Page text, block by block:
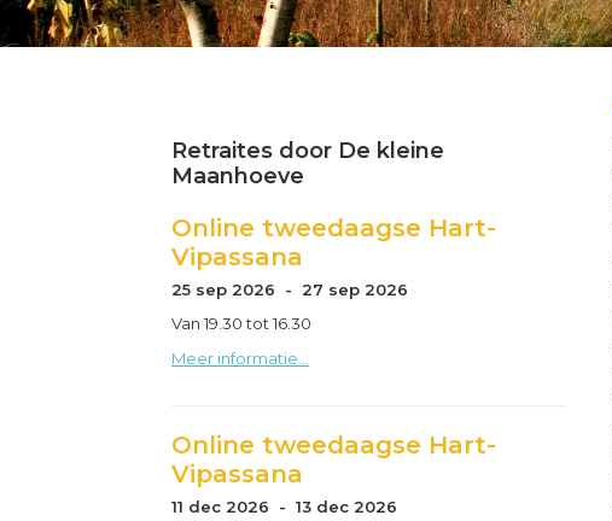
Sidebar
Retraites door De kleine
Maanhoeve
Online tweedaagse Hart-
Vipassana
25 sep 2026 - 27 sep 2026
Van 19.30 tot 16.30
Meer informatie...
Online tweedaagse Hart-
Vipassana
11 dec 2026 - 13 dec 2026